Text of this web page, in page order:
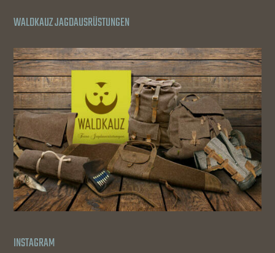
WALDKAUZ JAGDAUSRÜSTUNGEN
INSTAGRAM